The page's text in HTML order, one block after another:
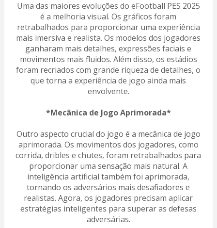
Uma das maiores evoluções do eFootball PES 2025
é a melhoria visual. Os gráficos foram
retrabalhados para proporcionar uma experiência
mais imersiva e realista. Os modelos dos jogadores
ganharam mais detalhes, expressões faciais e
movimentos mais fluidos. Além disso, os estádios
foram recriados com grande riqueza de detalhes, o
que torna a experiência de jogo ainda mais
envolvente.
*Mecânica de Jogo Aprimorada*
Outro aspecto crucial do jogo é a mecânica de jogo
aprimorada. Os movimentos dos jogadores, como
corrida, dribles e chutes, foram retrabalhados para
proporcionar uma sensação mais natural. A
inteligência artificial também foi aprimorada,
tornando os adversários mais desafiadores e
realistas. Agora, os jogadores precisam aplicar
estratégias inteligentes para superar as defesas
adversárias.